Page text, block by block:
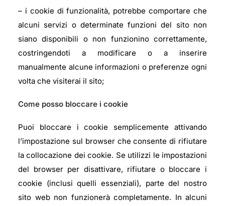
– i cookie di funzionalità, potrebbe comportare che
alcuni servizi o determinate funzioni del sito non
siano disponibili o non funzionino correttamente,
costringendoti a modificare o a inserire
manualmente alcune informazioni o preferenze ogni
volta che visiterai il sito;
Come posso bloccare i cookie
Puoi bloccare i cookie semplicemente attivando
l’impostazione sul browser che consente di rifiutare
la collocazione dei cookie. Se utilizzi le impostazioni
del browser per disattivare, rifiutare o bloccare i
cookie (inclusi quelli essenziali), parte del nostro
sito web non funzionerà completamente. In alcuni